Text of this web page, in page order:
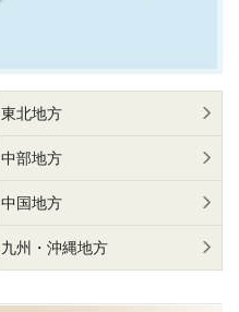
東北地方
中部地方
中国地方
九州・沖縄地方